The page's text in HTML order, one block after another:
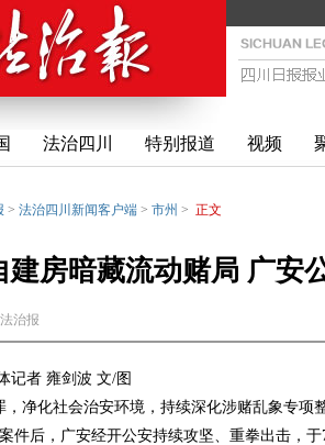
法治四川 特别报道 视频
> 法治四川新闻客户端 > 市州 > 正文
建房暗藏流动赌局 广安
治报
记者 雍剑波 文/图
，净化社会治安环境，持续深化涉赌乱象专项
件后，广安经开公安持续攻坚、重拳出击，